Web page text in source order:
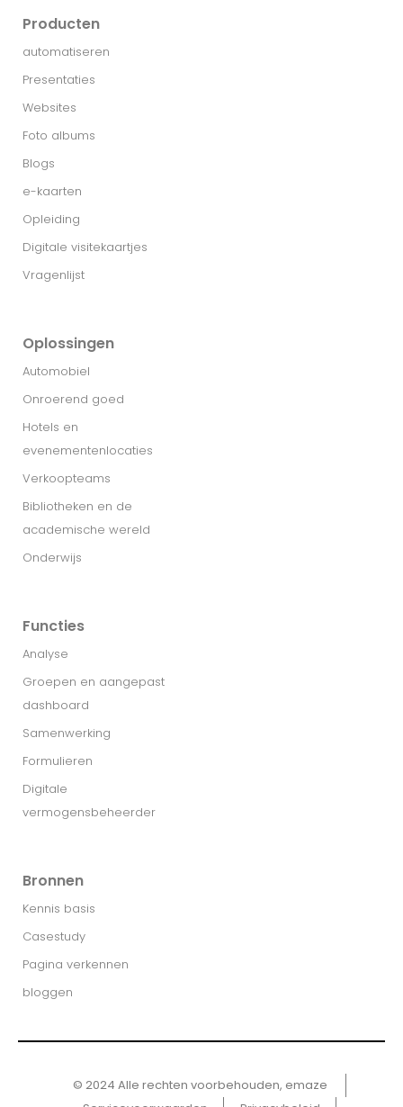
Producten
automatiseren
Presentaties
Websites
Foto albums
Blogs
e-kaarten
Opleiding
Digitale visitekaartjes
Vragenlijst
Oplossingen
Automobiel
Onroerend goed
Hotels en
evenementenlocaties
Verkoopteams
Bibliotheken en de
academische wereld
Onderwijs
Functies
Analyse
Groepen en aangepast
dashboard
Samenwerking
Formulieren
Digitale
vermogensbeheerder
Bronnen
Kennis basis
Casestudy
Pagina verkennen
bloggen
© 2024 Alle rechten voorbehouden, emaze ​